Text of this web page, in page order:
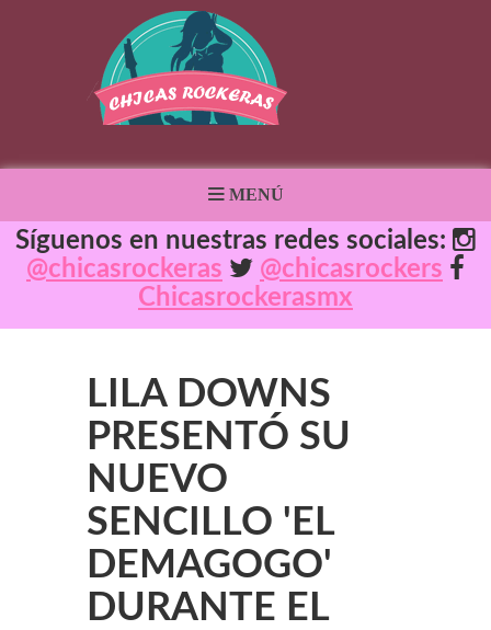
MENÚ
Síguenos en nuestras redes sociales:
@chicasrockeras
@chicasrockers
Chicasrockerasmx
LILA DOWNS
PRESENTÓ SU
NUEVO
SENCILLO 'EL
DEMAGOGO'
DURANTE EL